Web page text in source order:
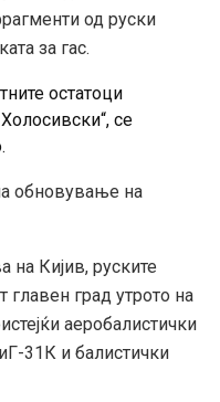
од руски
за гас.
остатоци
се
обновување на
на Кијив, руските
главен град утрото на
аеробалистички
31К и балистички